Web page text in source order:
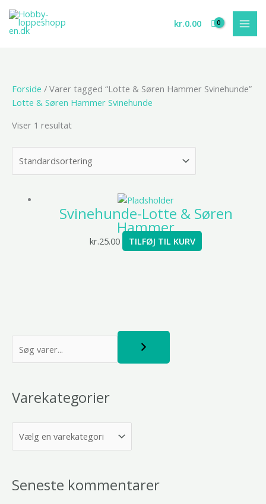
indholdet
kr.0.00
S
Varekategorier
Seneste kommentarer
Forside / Varer tagged “Lotte & Søren Hammer Svinehunde”
Lotte & Søren Hammer Svinehunde
Viser 1 resultat
Svinehunde-Lotte & Søren
Hammer
kr.25.00 TILFØJ TIL KURV